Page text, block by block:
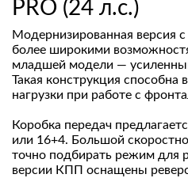
PRO (24 л.с.)
Модернизированная версия
более широкими
младшей модели —
Такая конструкция
нагрузки при работе с
Коробка передач
или 16+4. Большой
точно подбирать режим для
версии КПП оснащены